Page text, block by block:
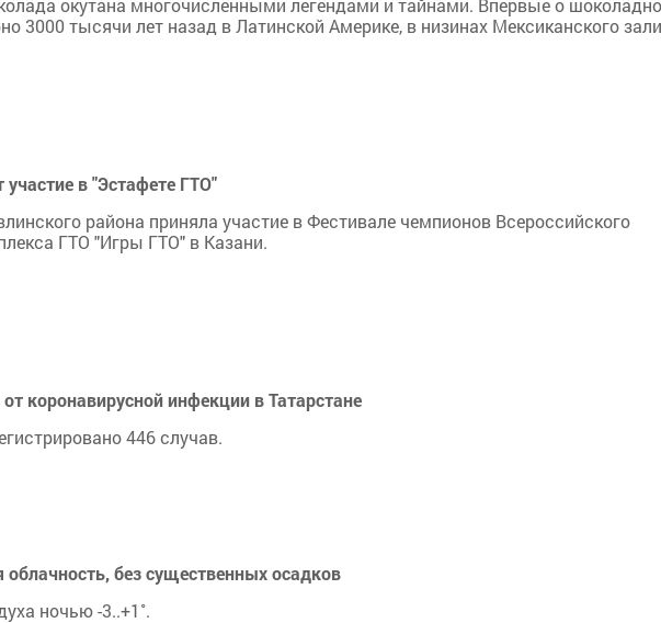
окутана многочисленными легендами и тайнами. Впервые о
3000 тысячи лет назад в Латинской Америке, в низинах Мексиканского
в "Эстафете ГТО"
района приняла участие в Фестивале чемпионов Всероссийского
ГТО "Игры ГТО" в Казани.
коронавирусной инфекции в Татарстане
446 случав.
без существенных осадков
ночью -3..+1˚.